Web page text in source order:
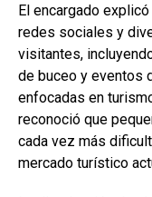
El encargado
redes sociales y
visitantes,
de buceo y eventos
enfocadas en
reconoció que
cada vez más
mercado turístico